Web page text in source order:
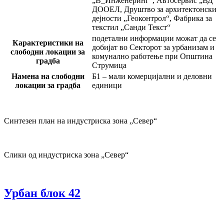
ДООЕЛ, Друштво за архитектонски
дејности „Геоконтрол“, Фабрика за
текстил „Санди Текст“
Карактеристики на
слободни локации за
градба
подетални информации можат да се
добијат во Секторот за урбанизам и
комунално работење при Општина
Струмица
Намена на слободни
локации за градба
Б1 – мали комерцијални и деловни
единици
Синтезен план на индустриска зона „Север“
Слики од индустриска зона „Север“
Урбан блок 42